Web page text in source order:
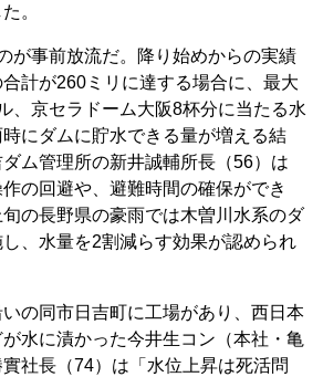
。
が事前放流だ。降り始めからの実績
計が260ミリに達する場合に、最大
、京セラドーム大阪8杯分に当たる水
にダムに貯水できる量が増える結
ム管理所の新井誠輔所長（56）は
作の回避や、避難時間の確保ができ
の長野県の豪雨では木曽川水系のダ
、水量を2割減らす効果が認められ
同市日吉町に工場があり、西日本
水に漬かった今井生コン（本社・亀
社長（74）は「水位上昇は死活問